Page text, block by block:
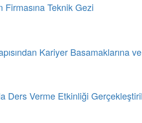
Teknik Gezi
Kariyer Basamaklarına
Ders Verme Etkinliği